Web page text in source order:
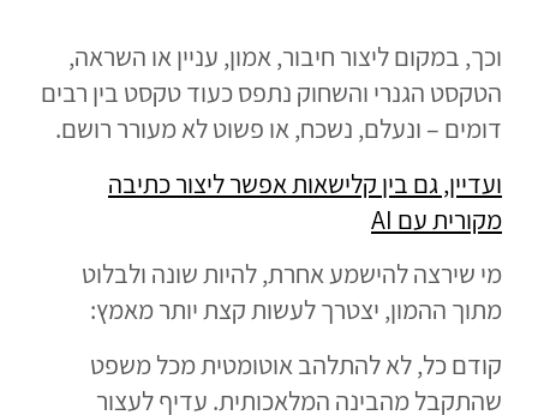
וכך, במקום ליצור חיבור, אמון, עניין או השראה,
הטקסט הגנרי והשחוק נתפס כעוד טקסט בין רבים
דומים – ונעלם, נשכח, או פשוט לא מעורר רושם.
ועדיין, גם בין קלישאות אפשר ליצור כתיבה
מקורית עם AI
מי שירצה להישמע אחרת, להיות שונה ולבלוט
מתוך ההמון, יצטרך לעשות קצת יותר מאמץ:
קודם כל, לא להתלהב אוטומטית מכל משפט
שהתקבל מהבינה המלאכותית. עדיף לעצור